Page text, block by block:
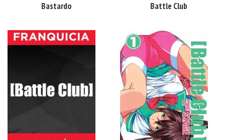
Bastardo Battle Club